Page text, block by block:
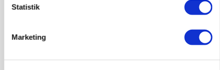
Statistik
Marketing
MARKEDSFOKUS
Nye aktierekorder – og den brutale lektie fra et